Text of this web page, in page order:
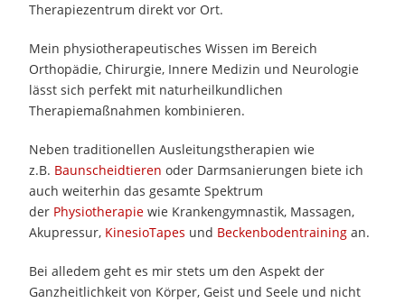
Therapiezentrum direkt vor Ort.
Mein physiotherapeutisches Wissen im Bereich
Orthopädie, Chirurgie, Innere Medizin und Neurologie
lässt sich perfekt mit naturheilkundlichen
Therapiemaßnahmen kombinieren.
Neben traditionellen Ausleitungstherapien wie
z.B. Baunscheidtieren oder Darmsanierungen biete ich
auch weiterhin das gesamte Spektrum
der Physiotherapie wie Krankengymnastik, Massagen,
Akupressur, KinesioTapes und Beckenbodentraining an.
Bei alledem geht es mir stets um den Aspekt der
Ganzheitlichkeit von Körper, Geist und Seele und nicht